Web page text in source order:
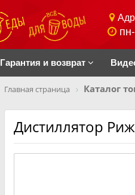
Гарантия и возврат
Главная страница Каталог
Дистиллятор